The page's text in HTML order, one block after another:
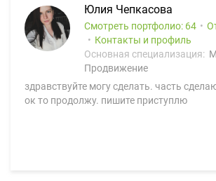
Юлия Чепкасова
Смотреть портфолио: 64
Контакты и профиль
Основная специализация:
Продвижение
здравствуйте могу сделать. часть
ок то продолжу. пишите приступлю